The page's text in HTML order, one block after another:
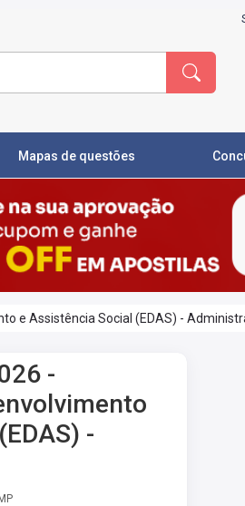
Mapas de questões
e Assistência Social (EDAS) -
-
-